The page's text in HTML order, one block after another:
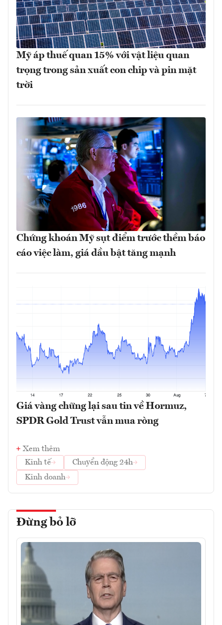
Mỹ áp thuế quan 15% với vật liệu quan
trọng trong sản xuất con chip và pin mặt
trời
Chứng khoán Mỹ sụt điểm trước thềm báo
cáo việc làm, giá dầu bật tăng mạnh
Giá vàng chững lại sau tin về Hormuz,
SPDR Gold Trust vẫn mua ròng
Xem thêm
Kinh tế
Chuyển động 24h
Kinh doanh
Đừng bỏ lỡ